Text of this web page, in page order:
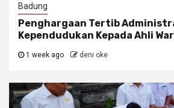
Badung
Penghargaan Tertib
Kependudukan Kepada Ahli
1 week ago deni oke